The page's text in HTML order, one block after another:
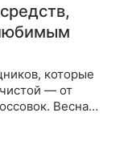
которые
— от
Весна
—